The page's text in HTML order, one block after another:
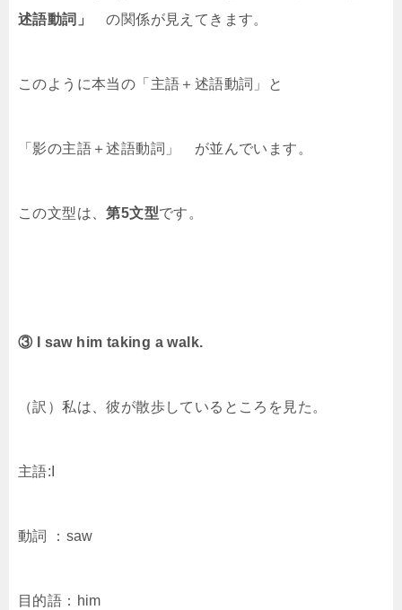
述語動詞」の関係が見えてきます。
このように本当の「主語＋述語動詞」と
「影の主語＋述語動詞」 が並んでいます。
この文型は、第5文型です。
③ I saw him taking a walk.
（訳）私は、彼が散歩しているところを見た。
主語:I
動詞 ：saw
目的語：him